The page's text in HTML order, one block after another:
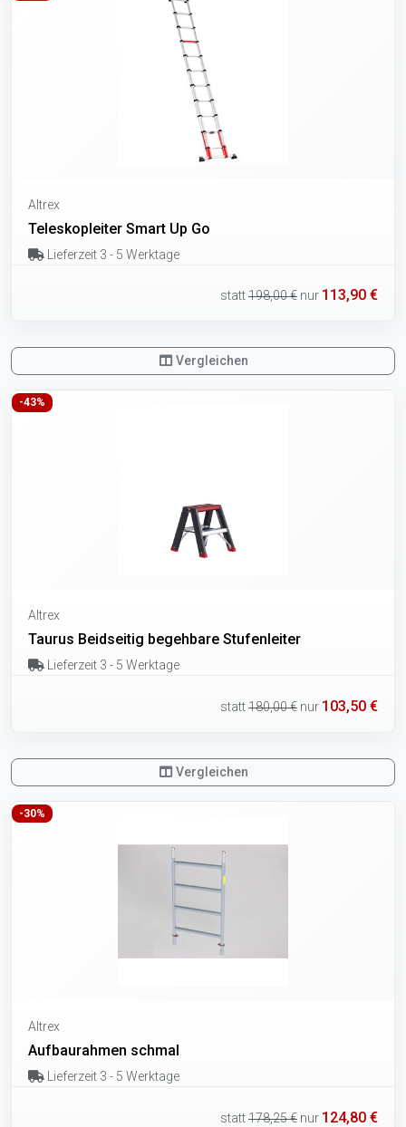
Altrex
Teleskopleiter Smart Up Go
Lieferzeit 3 - 5 Werktage
statt198,00 € nur 113,90 €
Vergleichen
-43%
Altrex
Taurus Beidseitig begehbare Stufenleiter
Lieferzeit 3 - 5 Werktage
statt180,00 € nur 103,50 €
Vergleichen
-30%
Altrex
Aufbaurahmen schmal
Lieferzeit 3 - 5 Werktage
statt178,25 € nur 124,80 €